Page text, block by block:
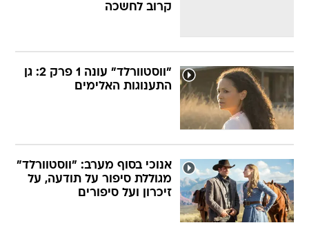
קרוב לחשכה
"ווסטוורלד" עונה 1 פרק 2: גן
התענוגות האלימים
אנוכי בסוף מערב: "ווסטוורלד"
מגוללת סיפור על תודעה, על
זיכרון ועל סיפורים